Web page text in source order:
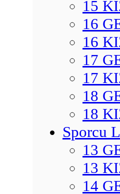
15
16
16
17
17
18
18
Sporcu
13
13
14